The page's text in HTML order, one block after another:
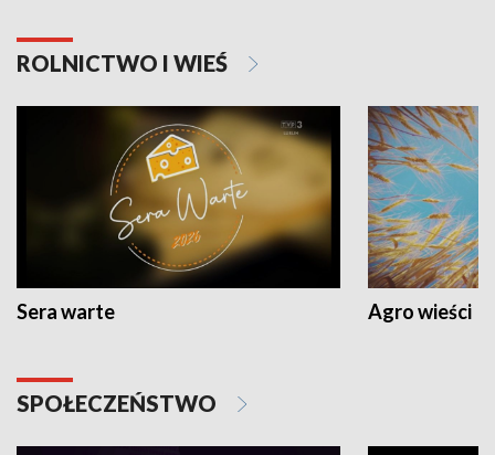
ROLNICTWO I WIEŚ
Sera warte Agro wieści
SPOŁECZEŃSTWO